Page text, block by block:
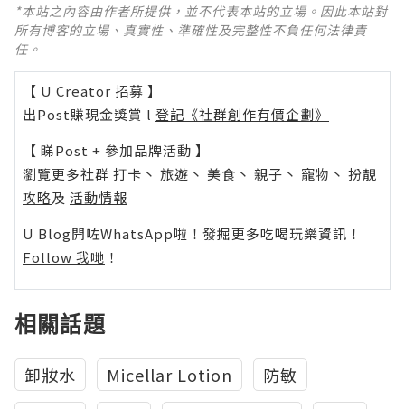
*本站之內容由作者所提供，並不代表本站的立場。因此本站對
所有博客的立場、真實性、準確性及完整性不負任何法律責
任。
【 U Creator 招募 】
出Post賺現金獎賞 l 登記《社群創作有價企劃》
【 睇Post + 參加品牌活動 】
瀏覽更多社群 打卡 丶 旅遊 丶 美食 丶 親子 丶 寵物 丶 扮靚
攻略及 活動情報
U Blog開咗WhatsApp啦！發掘更多吃喝玩樂資訊！
Follow 我哋 ！
相關話題
卸妝水 Micellar Lotion
防敏